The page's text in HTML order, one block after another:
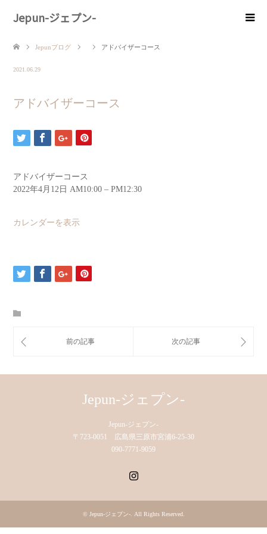
Jepun-ジェプン-
Jepunブログ アドバイザーコース
2021.06.29
アドバイザーコース
アドバイザーコース
2022年4月12日 AM10:00 – PM12:30
カレンダーを表示
Jepun-ジェプン-
Jepun-ジェプン-
〒723-0051 広島県三原市宮浦6-25-30
090-7771-9059
© Jepun-ジェプン-. All Rights Reserved.